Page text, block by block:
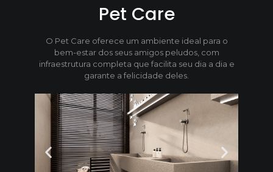
Pet Care
O Pet Care oferece um ambiente ideal para o
bem-estar dos seus amigos peludos, com
infraestrutura completa que facilita seu dia a dia e
garante a felicidade deles.